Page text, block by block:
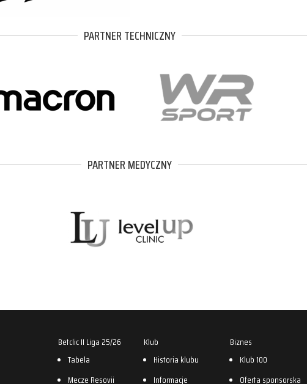
PARTNER TECHNICZNY
PARTNER MEDYCZNY
Betclic II Liga 25/26
Tabela
Mecze Resovii
Klub
Historia klubu
Informacje
Biznes
Klub 100
Oferta sponsorska